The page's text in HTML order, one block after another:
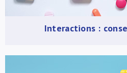
Interactions :